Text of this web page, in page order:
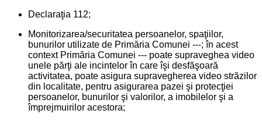
Declaraţia 112;
Monitorizarea/securitatea persoanelor, spaţiilor,
bunurilor utilizate de Primăria Comunei ---; în acest
context Primăria Comunei --- poate supraveghea video
unele părţi ale incintelor în care îşi desfăşoară
activitatea, poate asigura supravegherea video străzilor
din localitate, pentru asigurarea pazei şi protecţiei
persoanelor, bunurilor şi valorilor, a imobilelor şi a
împrejmuirilor acestora;